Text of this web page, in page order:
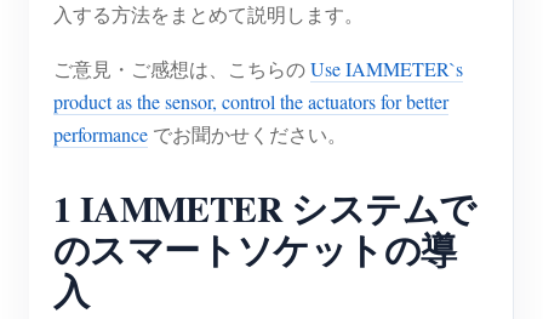
入する方法をまとめて説明します。
ご意見・ご感想は、こちらのUse IAMMETER`s
product as the sensor, control the actuators for better
performance でお聞かせください。
1 IAMMETER システムで
のスマートソケットの導
入